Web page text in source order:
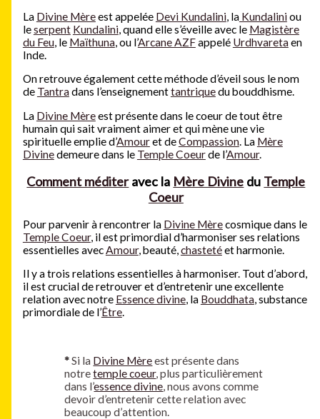
La Divine Mèreest appelée Devi Kundalini, laKundaliniou
leserpent Kundalini, quand elle s’éveille avec le Magistère
du Feu, le Maïthuna, ou l’Arcane AZFappelé Urdhvaretaen
Inde.
On retrouve également cette méthode d’éveil sous le nom
de Tantradans l’enseignementtantriquedu bouddhisme.
La Divine Mèreest présente dans le coeur de tout être
humain qui sait vraiment aimer et qui mène une vie
spirituelle emplie d’Amouret deCompassion. La Mère
Divinedemeure dans le Temple Coeurde l’Amour.
Comment méditeravec la Mère Divine du Temple
Coeur
Pour parvenir à rencontrer la Divine Mèrecosmique dans le
Temple Coeur, il est primordial d’harmoniser ses relations
essentielles avecAmour, beauté,chastetéet harmonie.
Il y a trois relations essentielles à harmoniser. Tout d’abord,
il est crucial de retrouver et d’entretenir une excellente
relation avec notre Essence divine, la Bouddhata, substance
primordiale de l’Être.
*Si la Divine Mèreest présente dans
notretemple coeur, plus particulièrement
dans l’essence divine, nous avons comme
devoir d’entretenir cette relation avec
beaucoup d’attention.